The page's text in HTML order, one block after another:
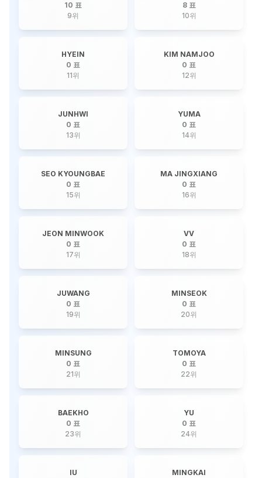
10 표
9위
8 표
10위
HYEIN
0 표
11위
KIM NAMJOO
0 표
12위
JUNHWI
0 표
13위
YUMA
0 표
14위
SEO KYOUNGBAE
0 표
15위
MA JINGXIANG
0 표
16위
JEON MINWOOK
0 표
17위
VV
0 표
18위
JUWANG
0 표
19위
MINSEOK
0 표
20위
MINSUNG
0 표
21위
TOMOYA
0 표
22위
BAEKHO
0 표
23위
YU
0 표
24위
IU
MINGKAI